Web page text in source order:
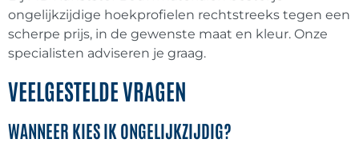
Milexx rabatdelen
VinyPlus rabatdelen
ongelijkzijdige hoekprofielen rechtstreeks tegen een
scherpe prijs, in de gewenste maat en kleur. Onze
specialisten adviseren je graag.
VEELGESTELDE VRAGEN
WANNEER KIES IK ONGELIJKZIJDIG?